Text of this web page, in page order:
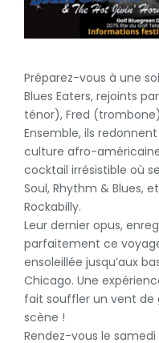
Préparez-vous à une
Blues Eaters, rejoints
ténor), Fred
Ensemble, ils
culture afro-
cocktail irrésistible où
Soul, Rhythm & Blues,
Rockabilly.
Leur dernier opus,
parfaitement ce
ensoleillée jusqu’aux
Chicago. Une
fait souffler un vent de
scène !
Rendez-vous le samedi